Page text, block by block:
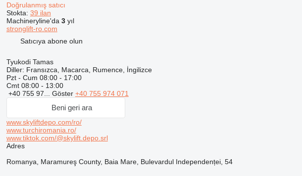
Doğrulanmış satıcı
Stokta: 39 ilan
Machineryline'da 3yıl
stronglift-ro.com
Satıcıya abone olun
Tyukodi Tamas
Diller: Fransızca, Macarca, Rumence, İngilizce
Pzt - Cum 08:00 - 17:00
Cmt 08:00 - 13:00
+40 755 97... Göster +40 755 974 071
Beni geri ara
www.skyliftdepo.com/ro/
www.turchiromania.ro/
www.tiktok.com/@skylift.depo.srl
Adres
Romanya, Maramureş County, Baia Mare, Bulevardul Independenței, 54